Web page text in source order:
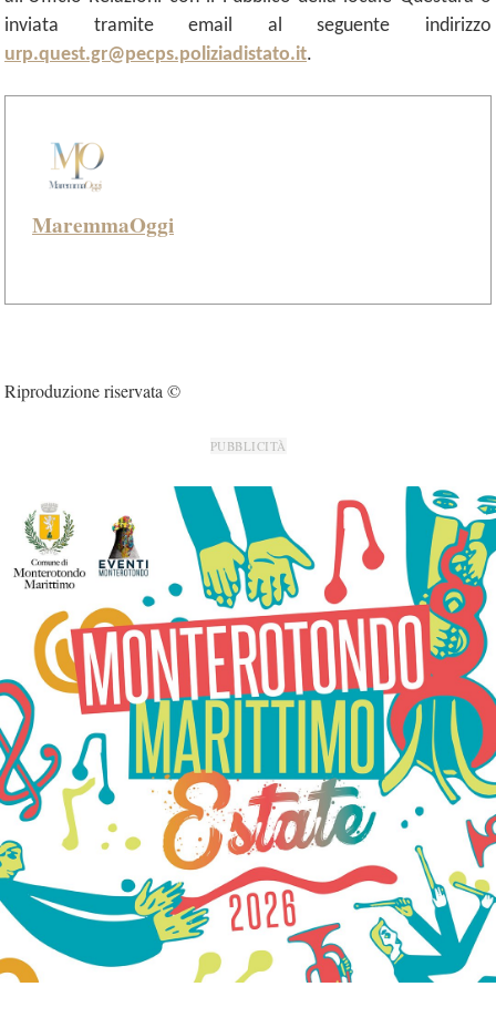
inviata tramite email al seguente indirizzo
urp.quest.gr@pecps.poliziadistato.it.
MaremmaOggi
Riproduzione riservata ©
PUBBLICITÀ